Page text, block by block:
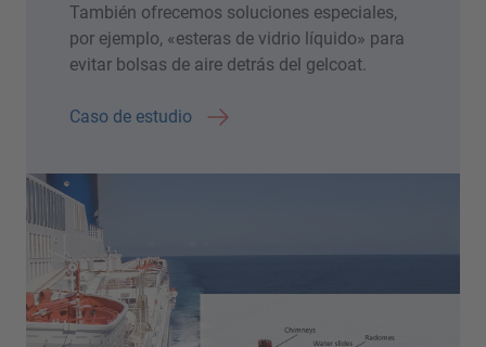
También ofrecemos soluciones especiales,
por ejemplo, «esteras de vidrio líquido» para
evitar bolsas de aire detrás del gelcoat.
Caso de estudio